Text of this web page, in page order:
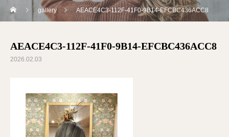
gallery AEACE4C3-112F-41F0-9B14-EFCBC436ACC8
AEACE4C3-112F-41F0-9B14-EFCBC436ACC8
2026.02.03